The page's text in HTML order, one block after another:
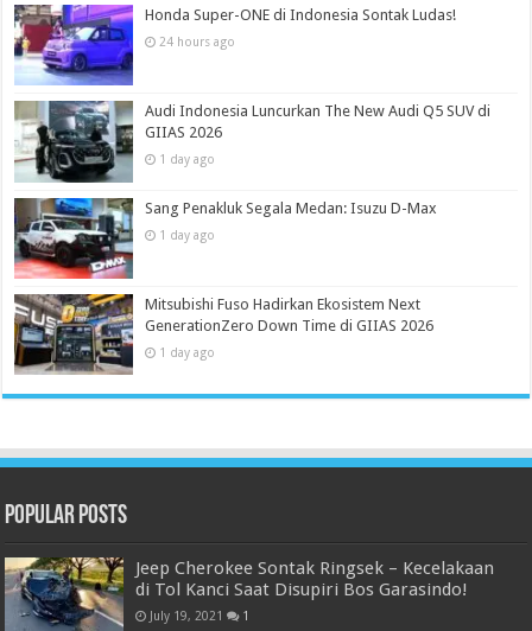
Honda Super-ONE di Indonesia Sontak Ludas!
24 hours ago
Audi Indonesia Luncurkan The New Audi Q5 SUV di
GIIAS 2026
1 day ago
Sang Penakluk Segala Medan: Isuzu D-Max
1 day ago
Mitsubishi Fuso Hadirkan Ekosistem Next
GenerationZero Down Time di GIIAS 2026
1 day ago
Popular Posts
Jeep Cherokee Sontak Ringsek – Kecelakaan
di Tol Kanci Saat Disupiri Bos Garasindo!
July 19, 2021 1